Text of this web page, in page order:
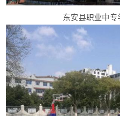
东安县职业中